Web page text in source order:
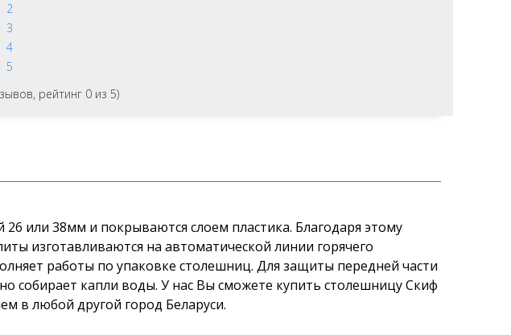
2
3
4
5
рейтинг 0 из 5)
или 38мм и покрываются слоем пластика. Благодаря этому
изготавливаются на автоматической линии горячего
работы по упаковке столешниц. Для защиты передней части
капли воды. У нас Вы сможете купить столешницу Скиф
в любой другой город Беларуси.